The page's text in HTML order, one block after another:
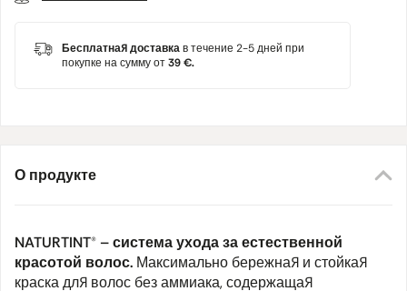
Бесплатная доставкав течение 2-5 дней при
покупке на сумму от39 €.
О продукте
NATURTINT® – система ухода за естественной
красотой волос. Максимально бережная и стойкая
краска для волос без аммиака, содержащая